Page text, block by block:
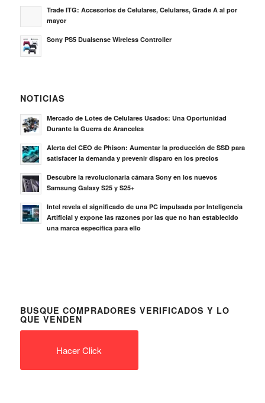
Trade ITG: Accesorios de Celulares, Celulares, Grade A al por
mayor
Sony PS5 Dualsense Wireless Controller
NOTICIAS
Mercado de Lotes de Celulares Usados: Una Oportunidad
Durante la Guerra de Aranceles
Alerta del CEO de Phison: Aumentar la producción de SSD para
satisfacer la demanda y prevenir disparo en los precios
Descubre la revolucionaria cámara Sony en los nuevos
Samsung Galaxy S25 y S25+
Intel revela el significado de una PC impulsada por Inteligencia
Artificial y expone las razones por las que no han establecido
una marca específica para ello
BUSQUE COMPRADORES VERIFICADOS Y LO
QUE VENDEN
Hacer Click